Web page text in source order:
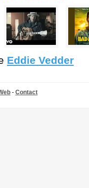
Eddie Vedder
- Contact